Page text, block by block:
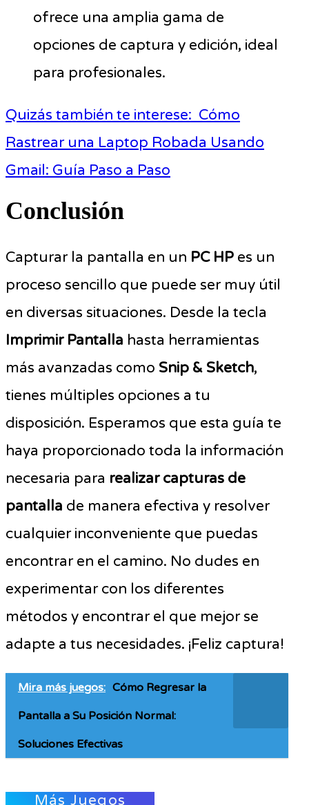
ofrece una amplia gama de
opciones de captura y edición, ideal
para profesionales.
Quizás también te interese: Cómo
Rastrear una Laptop Robada Usando
Gmail: Guía Paso a Paso
Conclusión
Capturar la pantalla en un PC HP es un
proceso sencillo que puede ser muy útil
en diversas situaciones. Desde la tecla
Imprimir Pantalla hasta herramientas
más avanzadas como Snip & Sketch,
tienes múltiples opciones a tu
disposición. Esperamos que esta guía te
haya proporcionado toda la información
necesaria para realizar capturas de
pantalla de manera efectiva y resolver
cualquier inconveniente que puedas
encontrar en el camino. No dudes en
experimentar con los diferentes
métodos y encontrar el que mejor se
adapte a tus necesidades. ¡Feliz captura!
Mira más juegos: Cómo Regresar la
Pantalla a Su Posición Normal:
Soluciones Efectivas
Más Juegos